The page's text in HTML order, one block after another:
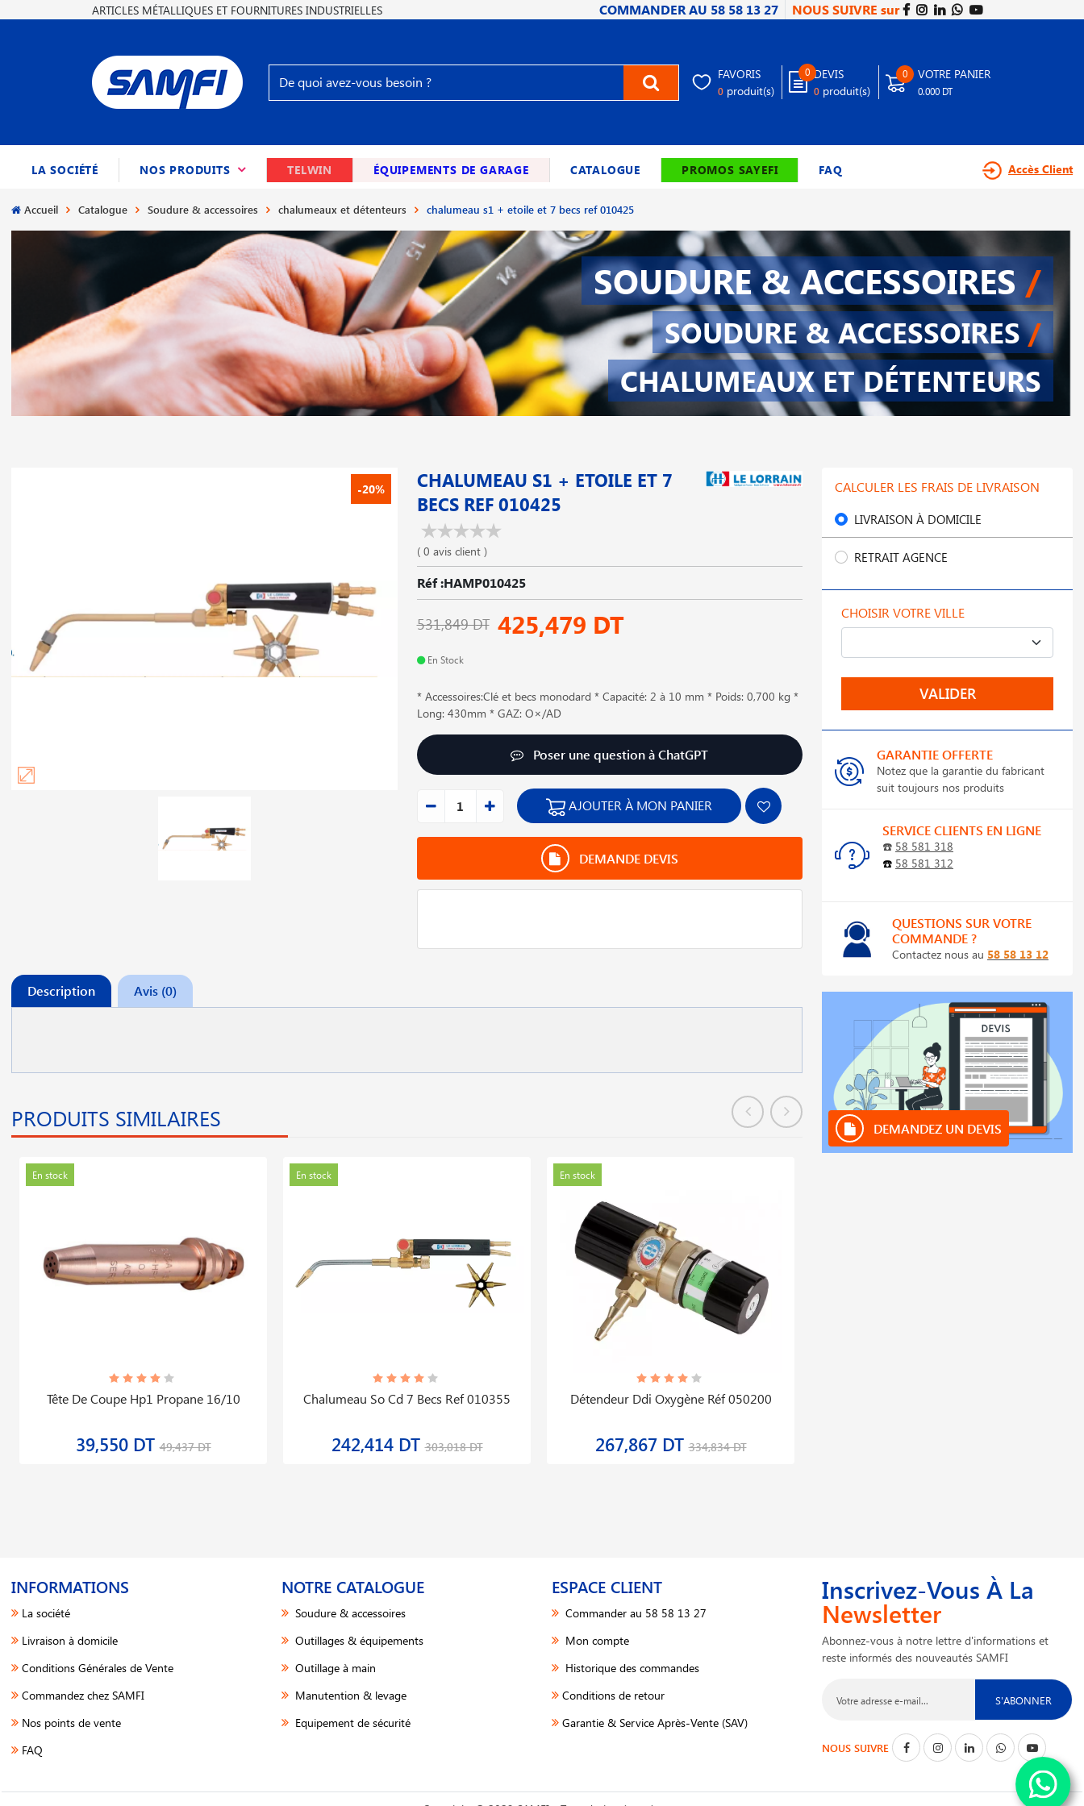
ARTICLES MÉTALLIQUES ET FOURNITURES INDUSTRIELLES COMMANDER AU 58 58 13 27 NOUS SUIVRE sur
FAVORIS
0 produit(s)
0 DEVIS
0 produit(s)
0 VOTRE PANIER
0.000 DT
LA SOCIÉTÉ NOS PRODUITS (CURRENT)TELWIN ÉQUIPEMENTS DE GARAGE CATALOGUE PROMOS SAYEFI FAQ Accès Client
Accueil Catalogue Soudure & accessoires chalumeaux et détenteurs chalumeau s1 + etoile et 7 becs ref 010425
SOUDURE & ACCESSOIRES /
SOUDURE & ACCESSOIRES/
CHALUMEAUX ET DÉTENTEURS
-20%
CHALUMEAU S1 + ETOILE ET 7
BECS REF 010425
( 0 avis client )
Réf :HAMP010425
531,849 DT 425,479 DT
En Stock
* Accessoires:Clé et becs monodard * Capacité: 2 à 10 mm * Poids: 0,700 kg *
Long: 430mm * GAZ: O×/AD
Poser une question à ChatGPT
AJOUTER À MON PANIER
DEMANDE DEVIS
Description Avis (0)
PRODUITS SIMILAIRES
En stock
Tête De Coupe Hp1 Propane 16/10
39,550 DT49,437 DT
En stock
Chalumeau So Cd 7 Becs Ref 010355
242,414 DT303,018 DT
En stock
Détendeur Ddi Oxygène Réf 050200
267,867 DT334,834 DT
CALCULER LES FRAIS DE LIVRAISON
LIVRAISON À DOMICILE
RETRAIT AGENCE
CHOISIR VOTRE VILLE
VALIDER
GARANTIE OFFERTE
Notez que la garantie du fabricant
suit toujours nos produits
SERVICE CLIENTS EN LIGNE
☎️ 58 581 318
☎️ 58 581 312
QUESTIONS SUR VOTRE
COMMANDE ?
Contactez nous au 58 58 13 12
DEMANDEZ UN DEVIS
INFORMATIONS
La société
Livraison à domicile
Conditions Générales de Vente
Commandez chez SAMFI
Nos points de vente
FAQ
NOTRE CATALOGUE
Soudure & accessoires
Outillages & équipements
Outillage à main
Manutention & levage
Equipement de sécurité
ESPACE CLIENT
Commander au 58 58 13 27
Mon compte
Historique des commandes
Conditions de retour
Garantie & Service Après-Vente (SAV)
Inscrivez-Vous À La
Newsletter
Abonnez-vous à notre lettre d'informations et
reste informés des nouveautés SAMFI
S'ABONNER
NOUS SUIVRE